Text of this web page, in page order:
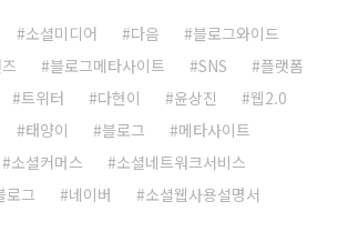
소셜미디어 다음
블로그와이드
블로그메타사이트 SNS
플랫폼
트위터 다현이 윤상진
웹2.0
태양이 블로그
메타사이트
소셜커머스
소셜네트워크서비스
로그 네이버
소셜웹사용설명서